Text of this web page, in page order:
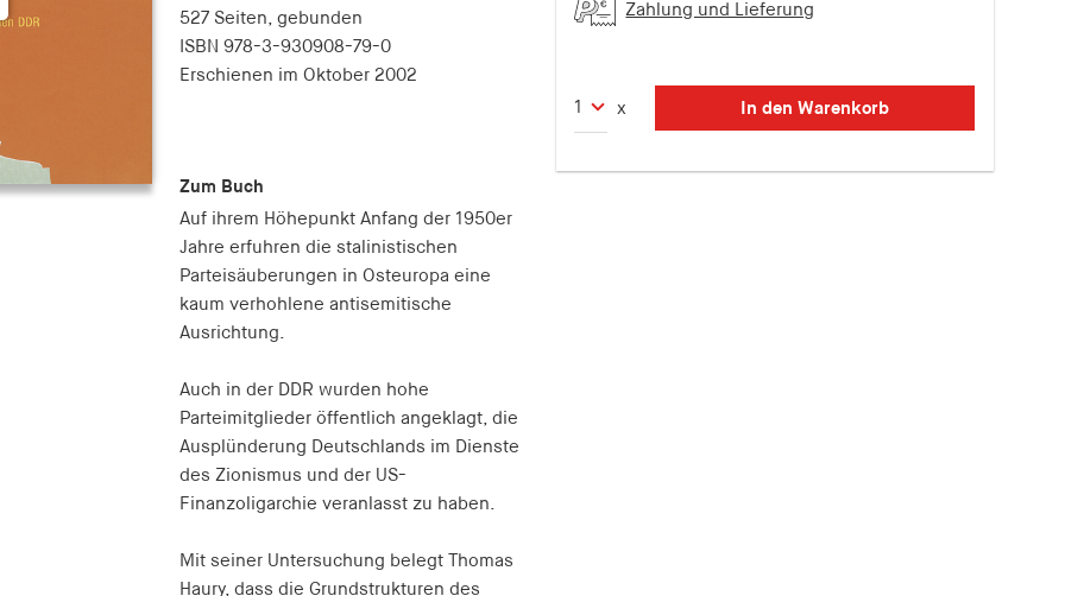
527 Seiten, gebunden
ISBN 978-3-930908-79-0
Erschienen im Oktober 2002
Zum Buch
Auf ihrem Höhepunkt Anfang der 1950er
Jahre erfuhren die stalinistischen
Parteisäuberungen in Osteuropa eine
kaum verhohlene antisemitische
Ausrichtung.
Auch in der DDR wurden hohe
Parteimitglieder öffentlich angeklagt, die
Ausplünderung Deutschlands im Dienste
des Zionismus und der US-
Finanzoligarchie veranlasst zu haben.
Mit seiner Untersuchung belegt Thomas
Haury, dass die Grundstrukturen des
Zahlung und Lieferung
x In den Warenkorb